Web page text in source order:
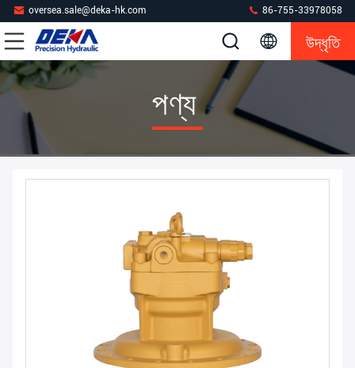
oversea.sale@deka-hk.com 86-755-33978058
উদ্ধৃতি
পণ্য